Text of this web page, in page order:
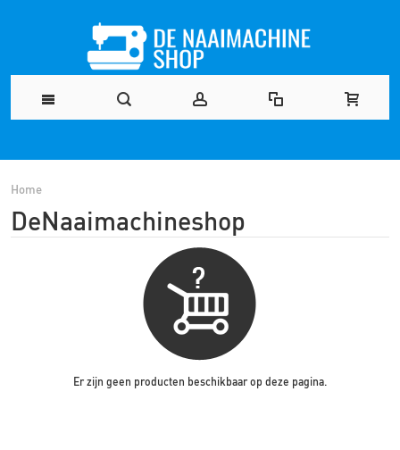
Home
DeNaaimachineshop
Er zijn geen producten beschikbaar op deze pagina.